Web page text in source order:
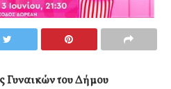
Γυναικών του Δήμου